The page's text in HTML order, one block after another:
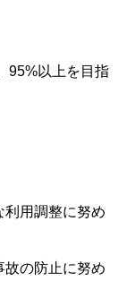
95%以上を目指
用調整に努め
の防止に努め